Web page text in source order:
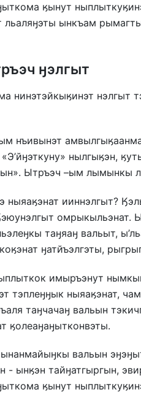
ӄынут
льаляӈэты ынкъам
ӈэлгыт
нинэтэйкыӄинэт нэлгыт
нъивынэт
«Э’йӈэткуну» нылгыӄэн,
Ытръэч –ым лымынкы
ныяаӄэнат ииннэлгыт?
омрыкыльэнат.
таӈяаӈ вальыт,
ӈатйъэлгэты,
имыръэнут
тэплеӈӈык ныяаӄэнат,
таӈчачаӈ вальын
ӄолеаӈаӈытконвэты.
вальын
- ынӄэн тайӈатгыргын,
ӄынут